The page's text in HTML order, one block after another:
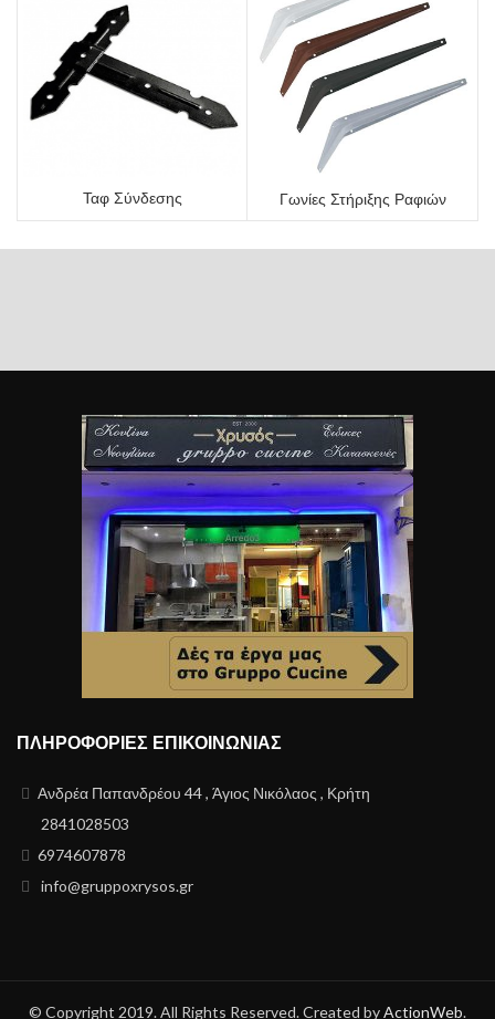
Ταφ Σύνδεσης Γωνίες Στήριξης Ραφιών
ΠΛΗΡΟΦΟΡΊΕΣ ΕΠΙΚΟΙΝΩΝΊΑΣ
Ανδρέα Παπανδρέου 44 , Άγιος Νικόλαος , Κρήτη
2841028503
6974607878
info@gruppoxrysos.gr
© Copyright 2019. All Rights Reserved. Created byActionWeb.